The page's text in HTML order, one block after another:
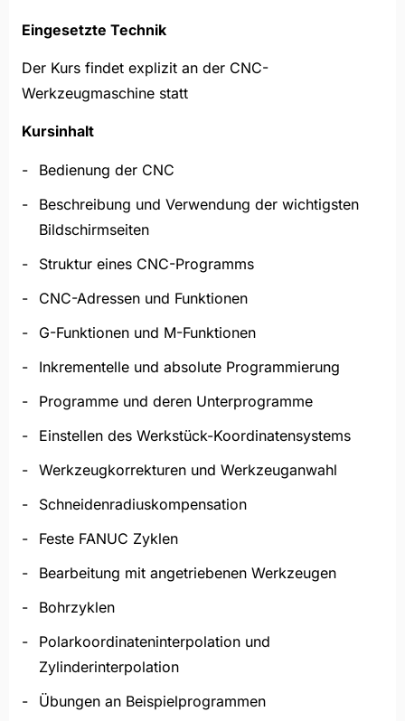
Eingesetzte Technik
Der Kurs findet explizit an der CNC-
Werkzeugmaschine statt
Kursinhalt
Bedienung der CNC
Beschreibung und Verwendung der wichtigsten
Bildschirmseiten
Struktur eines CNC-Programms
CNC-Adressen und Funktionen
G-Funktionen und M-Funktionen
Inkrementelle und absolute Programmierung
Programme und deren Unterprogramme
Einstellen des Werkstück-Koordinatensystems
Werkzeugkorrekturen und Werkzeuganwahl
Schneidenradiuskompensation
Feste FANUC Zyklen
Bearbeitung mit angetriebenen Werkzeugen
Bohrzyklen
Polarkoordinateninterpolation und
Zylinderinterpolation
Übungen an Beispielprogrammen